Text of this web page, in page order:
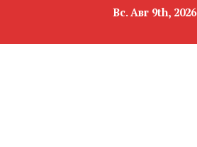
Вс. Авг 9th, 2026